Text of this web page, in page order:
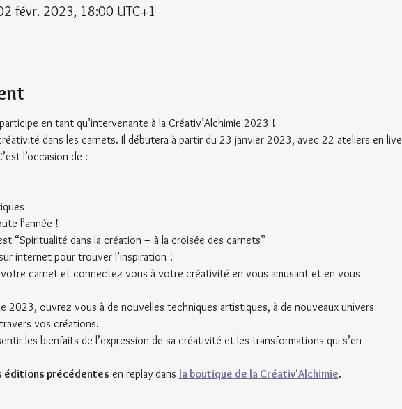
févr. 2023, 18:00 UTC+1
en tant qu’intervenante à la Créativ’Alchimie 2023 !
dans les carnets. Il débutera à partir du 23 janvier 2023, avec 22 ateliers en live
l’occasion de :
l’année !
“Spiritualité dans la création – à la croisée des carnets”
internet pour trouver l’inspiration !
carnet et connectez vous à votre créativité en vous amusant et en vous
2023, ouvrez vous à de nouvelles techniques artistiques, à de nouveaux univers
vos créations.
les bienfaits de l’expression de sa créativité et les transformations qui s’en
éditions précédentes en replay dans la boutique de la Créativ'Alchimie.